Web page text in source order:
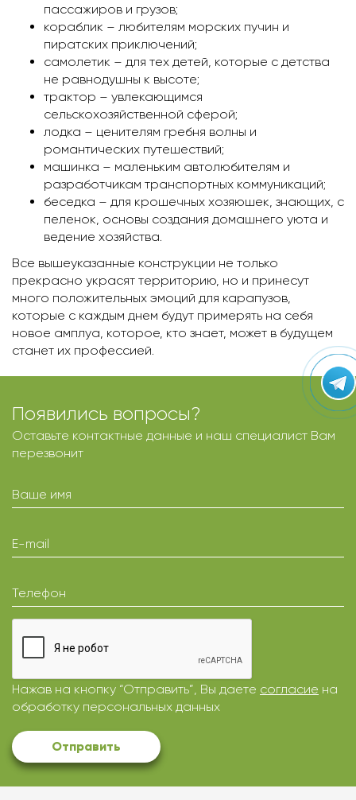
пассажиров и грузов;
кораблик – любителям морских пучин и
пиратских приключений;
самолетик – для тех детей, которые с детства
не равнодушны к высоте;
трактор – увлекающимся
сельскохозяйственной сферой;
лодка – ценителям гребня волны и
романтических путешествий;
машинка – маленьким автолюбителям и
разработчикам транспортных коммуникаций;
беседка – для крошечных хозяюшек, знающих, с
пеленок, основы создания домашнего уюта и
ведение хозяйства.
Все вышеуказанные конструкции не только
прекрасно украсят территорию, но и принесут
много положительных эмоций для карапузов,
которые с каждым днем будут примерять на себя
новое амплуа, которое, кто знает, может в будущем
станет их профессией.
Появились вопросы?
Оставьте контактные данные и наш специалист Вам
перезвонит
Ваше имя
E-mail
Телефон
Нажав на кнопку “Отправить”, Вы даете согласие на
обработку персональных данных
Отправить